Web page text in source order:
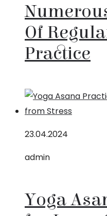
Of
Practice
23.04.2024
admin
Yoga